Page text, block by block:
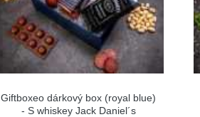
Giftboxeo dárkový box (royal blue)
- S whiskey Jack Daniel´s